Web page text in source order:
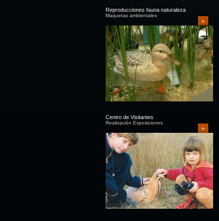
Reproducciones fauna naturaleza
Maquetas ambientales
+
Centro de Visitantes
Realización Exposiciones
+